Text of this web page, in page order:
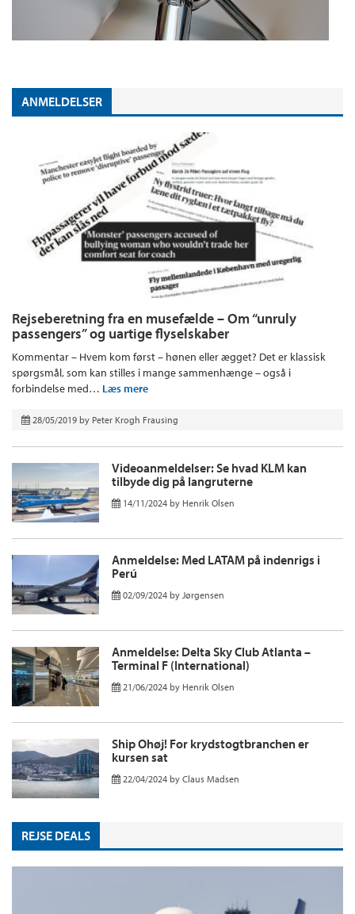
ANMELDELSER
Rejseberetning fra en musefælde – Om “unruly
passengers” og uartige flyselskaber
Kommentar – Hvem kom først – hønen eller ægget? Det er klassisk
spørgsmål, som kan stilles i mange sammenhænge – også i
forbindelse med… Læs mere
28/05/2019 by Peter Krogh Frausing
Videoanmeldelser: Se hvad KLM kan
tilbyde dig på langruterne
14/11/2024 by Henrik Olsen
Anmeldelse: Med LATAM på indenrigs i
Perú
02/09/2024 by Jørgensen
Anmeldelse: Delta Sky Club Atlanta –
Terminal F (International)
21/06/2024 by Henrik Olsen
Ship Ohøj! For krydstogtbranchen er
kursen sat
22/04/2024 by Claus Madsen
REJSE DEALS